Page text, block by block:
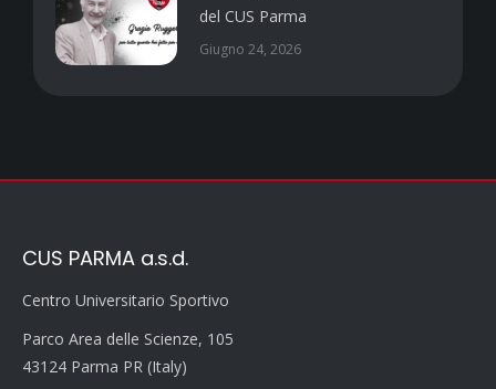
del CUS Parma
Giugno 24, 2026
CUS PARMA a.s.d.
Centro Universitario Sportivo
Parco Area delle Scienze, 105
43124 Parma PR (Italy)